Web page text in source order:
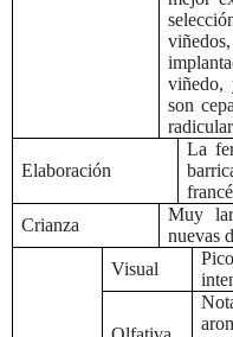
viñedo,
son
Elaboración
La
Crianza
Muy
nuevas
Visual